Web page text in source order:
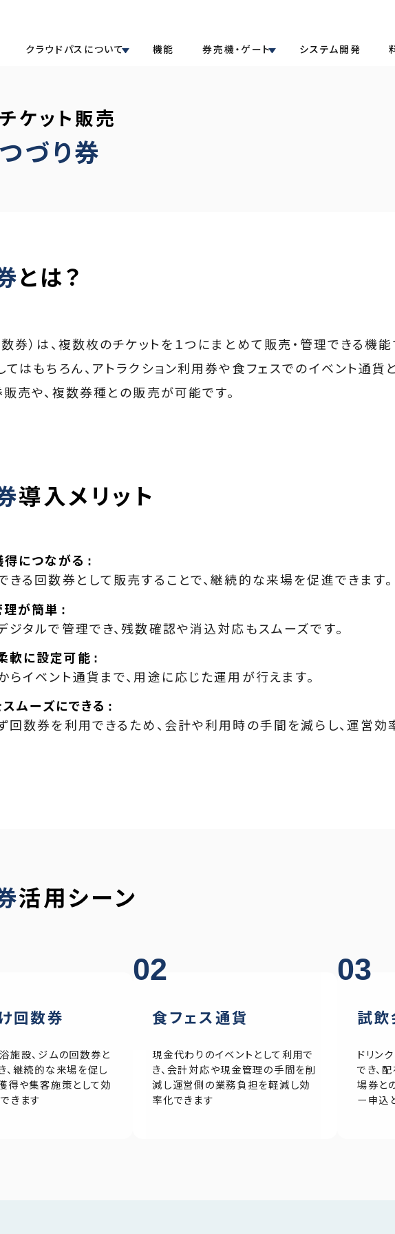
クラウドパスについて 機能 券売機・ゲート システム開発
チケット販売
つづり券
とは？
券）は、複数枚のチケットを１つにまとめて販売・管理できる機
てはもちろん、アトラクション利用券や食フェスでのイベント通
売や、複数券種との販売が可能です。
導入メリット
得につながる
きる回数券として販売することで、継続的な来場を促進できます。
理が簡単
ジタルで管理でき、残数確認や消込対応もスムーズです。
軟に設定可能
らイベント通貨まで、用途に応じた運用が行えます。
ムーズにできる
回数券を利用できるため、会計や利用時の手間を減らし、運営
活用シーン
回数券
施設、ジムの回数券と
、継続的な来場を促し
得や集客施策として効
きます
02
食フェス通貨
現金代わりのイベントとして利用で
き、会計対応や現金管理の手間を削
減し運営側の業務負担を軽減し効
率化できます
03
試飲
ドリン
でき、
場券と
ー申込